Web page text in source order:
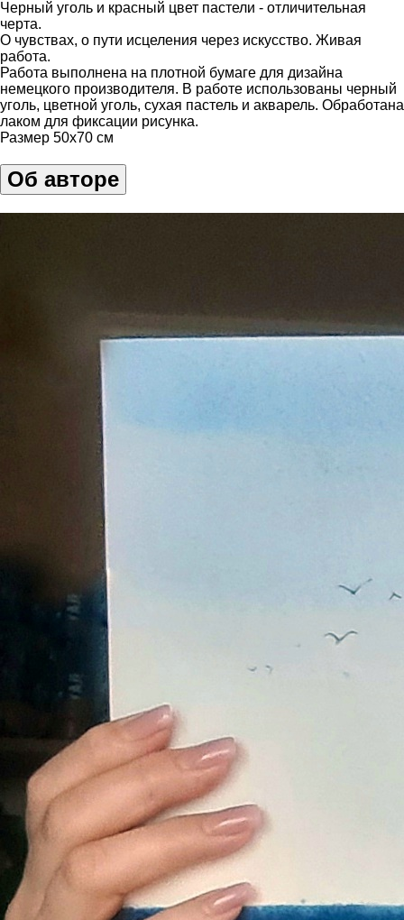
Черный уголь и красный цвет пастели - отличительная
черта.
О чувствах, о пути исцеления через искусство. Живая
работа.
Работа выполнена на плотной бумаге для дизайна
немецкого производителя. В работе использованы черный
уголь, цветной уголь, сухая пастель и акварель. Обработана
лаком для фиксации рисунка.
Размер 50х70 см
Об авторе